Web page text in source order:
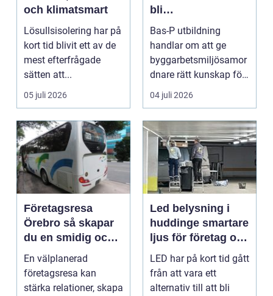
och klimatsmart
Lösullsisolering har på
kort tid blivit ett av de
mest efterfrågade
sätten att...
05 juli 2026
bli
byggarbetsmiljösa
mordnare?
Bas-P utbildning
handlar om att ge
byggarbetsmiljösamor
dnare rätt kunskap för
att pla...
04 juli 2026
Företagsresa
Örebro så skapar
du en smidig och
minnesvärd resa
för hela teamet
En välplanerad
företagsresa kan
stärka relationer, skapa
Led belysning i
huddinge smartare
ljus för företag och
fastigheter
LED har på kort tid gått
från att vara ett
alternativ till att bli